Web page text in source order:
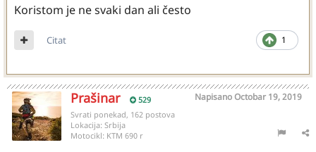
Koristom je ne svaki dan ali često
1
Citat
Prašinar 529 NapisanoOctobar 19, 2019
Svrati ponekad, 162 postova
Lokacija: Srbija
Motocikl: KTM 690 r